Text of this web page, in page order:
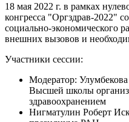
18 мая 2022 г. в рамках
конгресса "Оргздрав-2022"
социально-экономического
внешних вызовов и
Участники сессии:
Модератор:
Высшей школы
здравоохранением
Нигматулин Роберт